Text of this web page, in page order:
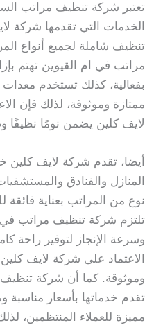
تعتبر شركة تنظيف مراتب
الخدمات التي تقدمها شركة
تنظيف شاملة لجميع أنواع
مراتب في ام القيوين تهتم
بفعالية، كذلك تستخدم
ممتازة وموثوقة، لذلك فإن
لايف كلين يضمن نومًا نظيفًا
أيضا، تقدم شركة لايف
المنازل والفنادق
نوع من المراتب بعناية
تلتزم شركة تنظيف مراتب في
وسرعة الإنجاز لتوفير راحة
الاعتماد على شركة لايف
وموثوقة. كما أن شركة
تقدم خدماتها بأسعار مناسبة
مميزة للعملاء المنتظمين،